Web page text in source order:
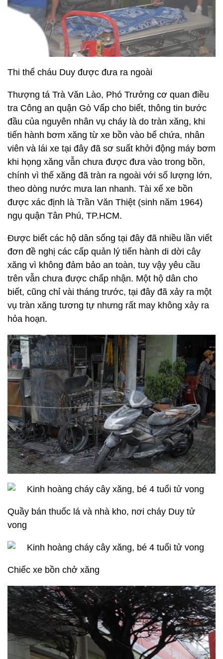
Thi thể cháu Duy được đưa ra ngoài
Thượng tá Trà Văn Lào, Phó Trưởng cơ quan điều
tra Công an quận Gò Vấp cho biết, thông tin bước
đầu của nguyên nhân vụ cháy là do tràn xăng, khi
tiến hành bơm xăng từ xe bồn vào bể chứa, nhân
viên và lái xe tại đây đã sơ suất khởi động máy bơm
khi họng xăng vẫn chưa được đưa vào trong bồn,
chính vì thế xăng đã tràn ra ngoài với số lượng lớn,
theo dòng nước mưa lan nhanh. Tài xế xe bồn
được xác định là Trần Văn Thiệt (sinh năm 1964)
ngụ quận Tân Phú, TP.HCM.
Được biết các hộ dân sống tại đây đã nhiều lần viết
đơn đề nghị các cấp quản lý tiến hành di dời cây
xăng vì không đảm bảo an toàn, tuy vậy yêu cầu
trên vẫn chưa được chấp nhận. Một hộ dân cho
biết, cũng chỉ vài tháng trước, tại đây đã xảy ra một
vụ tràn xăng tương tự nhưng rất may không xảy ra
hỏa hoạn.
Quầy bán thuốc lá và nhà kho, nơi cháy Duy tử
vong
Chiếc xe bồn chở xăng